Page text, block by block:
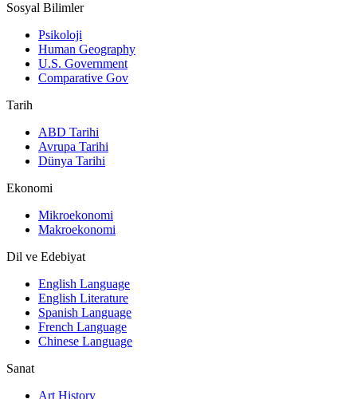
Sosyal Bilimler
Psikoloji
Human Geography
U.S. Government
Comparative Gov
Tarih
ABD Tarihi
Avrupa Tarihi
Dünya Tarihi
Ekonomi
Mikroekonomi
Makroekonomi
Dil ve Edebiyat
English Language
English Literature
Spanish Language
French Language
Chinese Language
Sanat
Art History